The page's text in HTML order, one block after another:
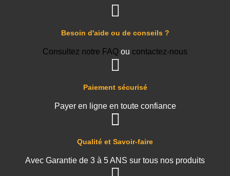
Qualité et Savoir-faire
Avec Garantie de 3 à 5 ANS sur tous nos produits
Paiement sécurisé
Payer en ligne en toute confiance
Besoin d'aide ou de conseils ?
Consultez notre FAQ ou contactez-nous